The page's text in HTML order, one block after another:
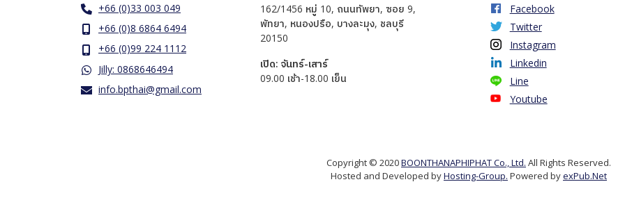
+66 (0)33 003 049
+66 (0)8 6864 6494
+66 (0)99 224 1112
Jilly: 0868646494
info.bpthai@gmail.com
162/1456 หมู่ 10, ถนนทัพยา, ซอย 9,
พัทยา, หนองปรือ, บางละมุง, ชลบุรี
20150
เปิด: จันทร์-เสาร์
​09.00 เช้า-18.00 เย็น
Facebook
Twitter
Instagram
Linkedin
Line
Youtube
Copyright © 2020BOONTHANAPHIPHAT Co., Ltd. All Rights Reserved.
Hosted and Developed byHosting-Group. Powered byexPub.Net